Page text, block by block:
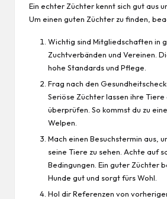
Ein echter Züchter kennt sich gut aus
Um einen guten Züchter zu finden,
Wichtig sind Mitgliedschaften in
Zuchtverbänden und Vereinen.
hohe Standards und Pflege.
Frag nach den
Seriöse Züchter lassen ihre
überprüfen. So kommst du zu
Welpen.
Mach einen Besuchstermin aus,
seine Tiere zu sehen. Achte auf
Bedingungen. Ein guter Züchter
Hunde gut und sorgt fürs Wohl.
Hol dir Referenzen von